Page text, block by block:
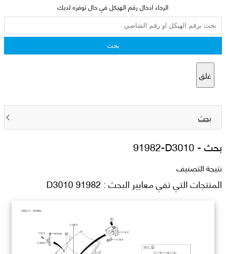
الرجاء ادخال رقم الهيكل في حال توفره لديك
بحث
غلق
بحث
بحث -91982-D3010
نتيجة التصنيف
المنتجات التي تفي معايير البحث : 91982 D3010